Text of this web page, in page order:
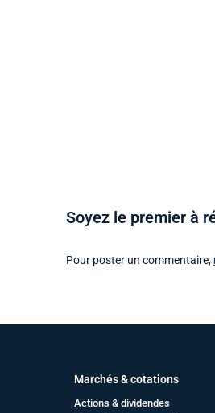
Soyez le premier à
Pour poster un commentaire,
Marchés & cotations
Actions & dividendes